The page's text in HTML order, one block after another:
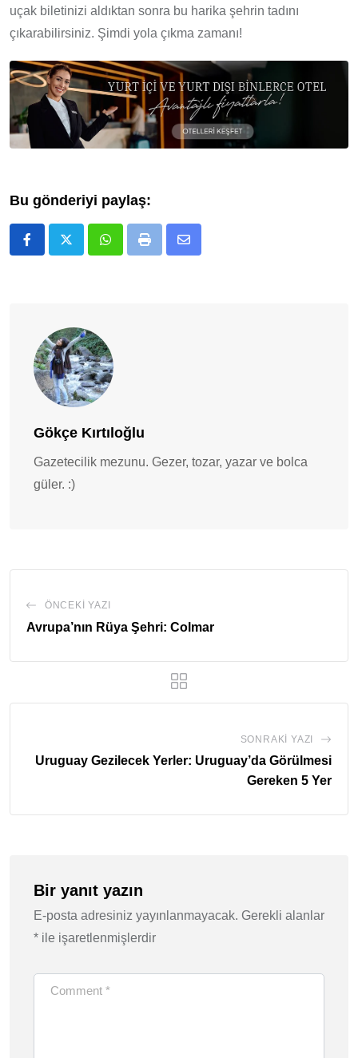
uçak biletinizi aldıktan sonra bu harika şehrin tadını
çıkarabilirsiniz. Şimdi yola çıkma zamanı!
Bu gönderiyi paylaş:
Whatsapp
Print
E-
Gökçe Kırtıloğlu
Gazetecilik mezunu. Gezer, tozar, yazar ve bolca
güler. :)
ÖNCEKI YAZI
Avrupa’nın Rüya Şehri: Colmar
SONRAKI YAZI
Uruguay Gezilecek Yerler: Uruguay’da Görülmesi
Gereken 5 Yer
Bir yanıt yazın
E-posta adresiniz yayınlanmayacak. Gerekli alanlar
* ile işaretlenmişlerdir